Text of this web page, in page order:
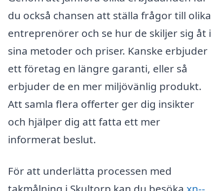
du också chansen att ställa frågor till olika
entreprenörer och se hur de skiljer sig åt i
sina metoder och priser. Kanske erbjuder
ett företag en längre garanti, eller så
erbjuder de en mer miljövänlig produkt.
Att samla flera offerter ger dig insikter
och hjälper dig att fatta ett mer
informerat beslut.
För att underlätta processen med